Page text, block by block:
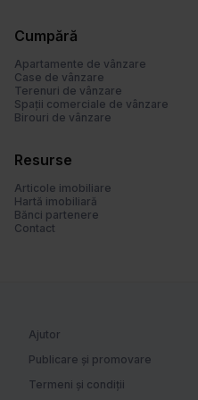
Cumpără
Apartamente de vânzare
Case de vânzare
Terenuri de vânzare
Spații comerciale de vânzare
Birouri de vânzare
Resurse
Articole imobiliare
Hartă imobiliară
Bănci partenere
Contact
Ajutor
Publicare și promovare
Termeni și condiții